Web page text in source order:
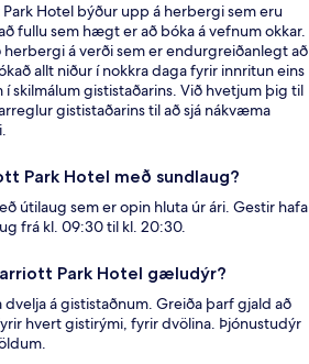
Hotel býður upp á herbergi sem eru
fullu sem hægt er að bóka á vefnum okkar.
á verði sem er endurgreiðanlegt að
allt niður í nokkra daga fyrir innritun eins
skilmálum gististaðarins. Við hvetjum þig til
gististaðarins til að sjá nákvæma
Park Hotel með sundlaug?
útilaug sem er opin hluta úr ári. Gestir hafa
frá kl. 09:30 til kl. 20:30.
Park Hotel gæludýr?
á gististaðnum. Greiða þarf gjald að
hvert gistirými, fyrir dvölina. Þjónustudýr